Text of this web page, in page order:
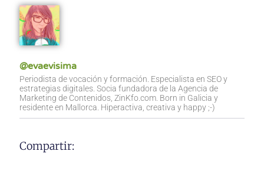
@evaevisima
Periodista de vocación y formación. Especialista en SEO y
estrategias digitales. Socia fundadora de la Agencia de
Marketing de Contenidos, ZinKfo.com. Born in Galicia y
residente en Mallorca. Hiperactiva, creativa y happy ;-)
Compartir: